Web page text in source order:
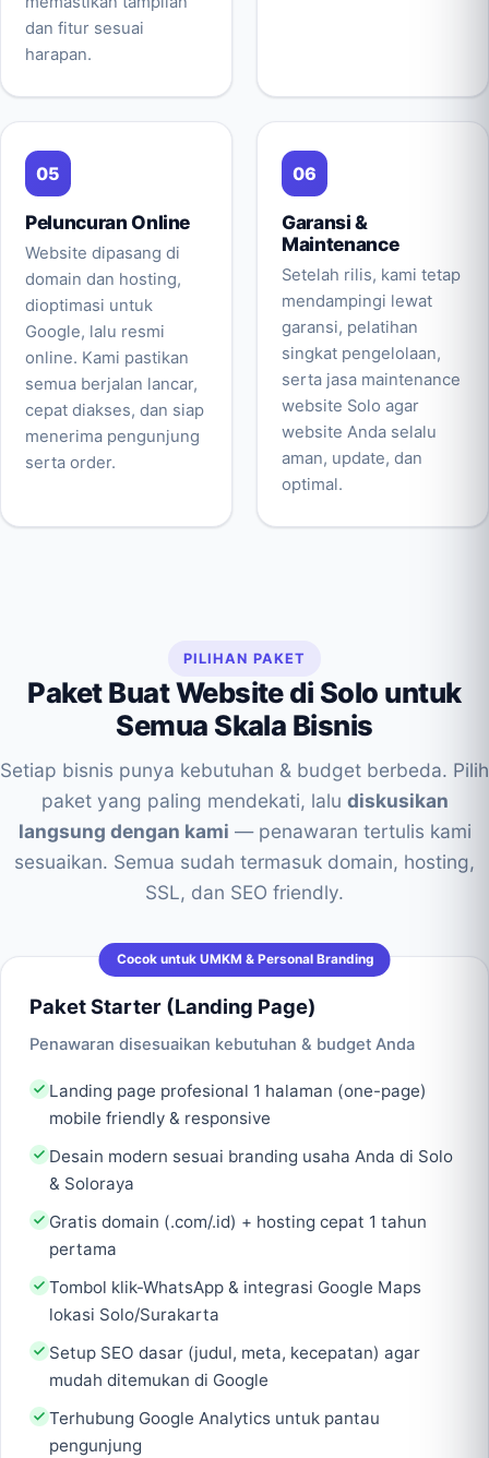
dan fitur sesuai
harapan.
Peluncuran Online
Website dipasang di
domain dan hosting,
dioptimasi untuk
Google, lalu resmi
online. Kami pastikan
semua berjalan lancar,
cepat diakses, dan siap
menerima pengunjung
serta order.
Garansi &
Maintenance
Setelah rilis, kami tetap
mendampingi lewat
garansi, pelatihan
singkat pengelolaan,
serta jasa maintenance
website Solo agar
website Anda selalu
aman, update, dan
optimal.
PILIHAN PAKET
Paket Buat Website di Solo untuk
Semua Skala Bisnis
Setiap bisnis punya kebutuhan & budget berbeda. Pilih
paket yang paling mendekati, lalu diskusikan
langsung dengan kami — penawaran tertulis kami
sesuaikan. Semua sudah termasuk domain, hosting,
SSL, dan SEO friendly.
Cocok untuk UMKM & Personal Branding
Paket Starter (Landing Page)
Penawaran disesuaikan kebutuhan & budget Anda
Landing page profesional 1 halaman (one-page)
mobile friendly & responsive
Desain modern sesuai branding usaha Anda di Solo
& Soloraya
Gratis domain (.com/.id) + hosting cepat 1 tahun
pertama
Tombol klik-WhatsApp & integrasi Google Maps
lokasi Solo/Surakarta
Setup SEO dasar (judul, meta, kecepatan) agar
mudah ditemukan di Google
Terhubung Google Analytics untuk pantau
pengunjung